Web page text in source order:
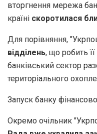
вторгнення мережа
країні скоротилася
Для порівняння,
відділень, що робить
банківський сектор
територіального
Запуск банку
Окремо очільник